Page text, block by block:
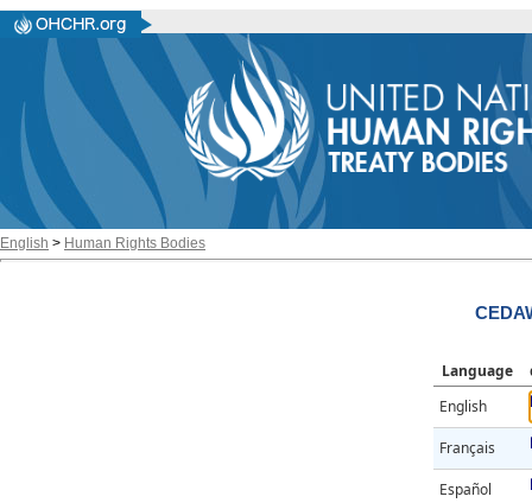
English > Human Rights Bodies
Language
English
Français
Español